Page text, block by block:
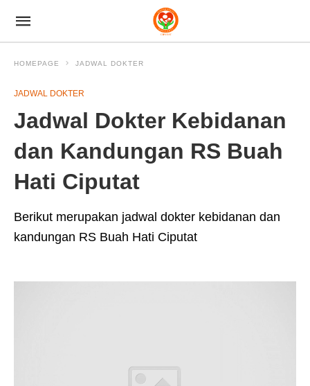
HOMEPAGE JADWAL DOKTER
JADWAL DOKTER
Jadwal Dokter Kebidanan
dan Kandungan RS Buah
Hati Ciputat
Berikut merupakan jadwal dokter kebidanan dan
kandungan RS Buah Hati Ciputat